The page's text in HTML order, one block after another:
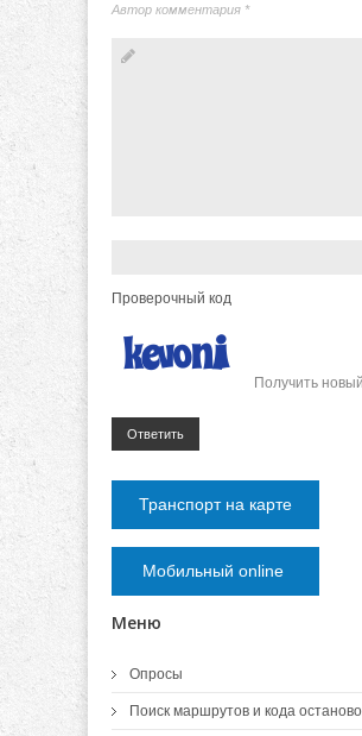
Автор комментария *
Проверочный код
Получить
Ответить
Транспорт на карте
Мобильный online
Меню
Опросы
Поиск маршрутов и кода